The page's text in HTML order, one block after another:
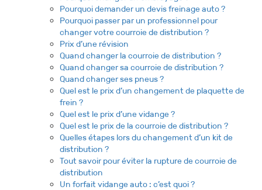
Pourquoi demander un devis freinage auto ?
Pourquoi passer par un professionnel pour
changer votre courroie de distribution ?
Prix d’une révision
Quand changer la courroie de distribution ?
Quand changer sa courroie de distribution ?
Quand changer ses pneus ?
Quel est le prix d’un changement de plaquette de
frein ?
Quel est le prix d’une vidange ?
Quel est le prix de la courroie de distribution ?
Quelles étapes lors du changement d’un kit de
distribution ?
Tout savoir pour éviter la rupture de courroie de
distribution
Un forfait vidange auto : c’est quoi ?